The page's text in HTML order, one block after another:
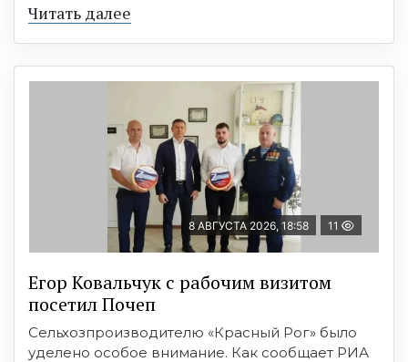
Читать далее
8 АВГУСТА 2026, 18:58 11
Егор Ковальчук с рабочим визитом
посетил Почеп
Сельхозпроизводителю «Красный Рог» было
уделено особое внимание. Как сообщает РИА